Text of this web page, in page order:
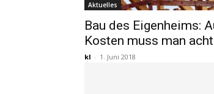
Aktuelles
Bau des Eigenheims:
Kosten muss man
kl - 1. Juni 2018